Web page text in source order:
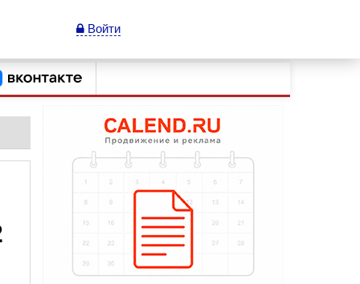
Войти